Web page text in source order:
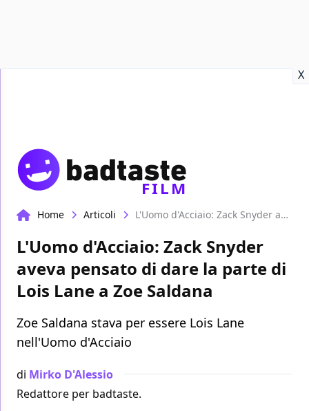
X
FILM
Home Articoli L'Uomo d'Acciaio: Zack Snyder aveva pensato di dare la parte di Lois Lane a Zoe Saldana
L'Uomo d'Acciaio: Zack Snyder
aveva pensato di dare la parte di
Lois Lane a Zoe Saldana
Zoe Saldana stava per essere Lois Lane
nell'Uomo d'Acciaio
di Mirko D'Alessio
Redattore per badtaste.